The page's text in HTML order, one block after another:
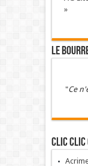
»
LE
"Ce
Clic